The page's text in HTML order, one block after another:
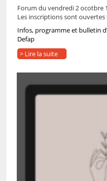
Forum du vendredi 2 ocotbre
Les inscriptions sont ouvertes
Infos, programme et bulletin
Defap
> Lire la suite